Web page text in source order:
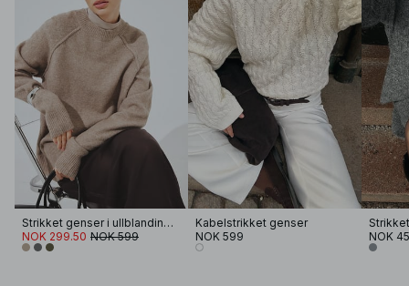
Strikket genser i ullblanding med rund hals
NOK 299.50 NOK 599
Kabelstrikket genser
NOK 599
NOK